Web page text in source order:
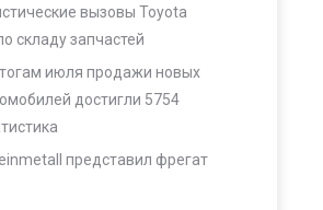
вызовы Toyota
складу запчастей
июля продажи новых
достигли 5754
представил фрегат